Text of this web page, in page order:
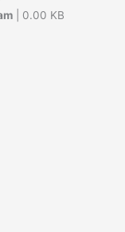
| 0.00 KB